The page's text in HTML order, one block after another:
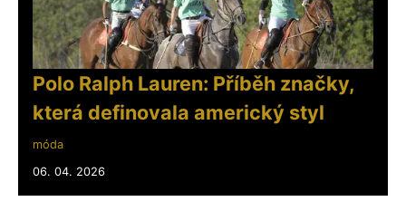
Polo Ralph Lauren: Příběh značky,
která definovala americký styl
móda
06. 04. 2026